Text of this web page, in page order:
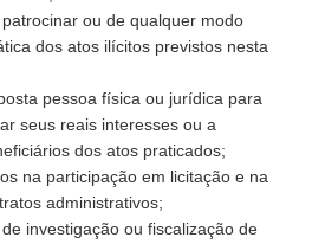
ou de qualquer modo
dos atos ilícitos previstos nesta
pessoa física ou jurídica para
seus reais interesses ou a
dos atos praticados;
na participação em licitação e na
administrativos;
investigação ou fiscalização de